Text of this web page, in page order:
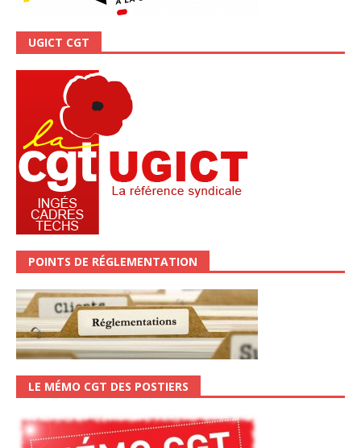
UGICT CGT
POINTS DE RÉGLEMENTATION
LE MÉMO CGT DES POSTIERS